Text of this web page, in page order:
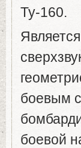
Ту-160.
боевым
боевой